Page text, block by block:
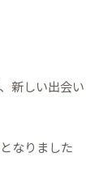
新しい出会い
なりました